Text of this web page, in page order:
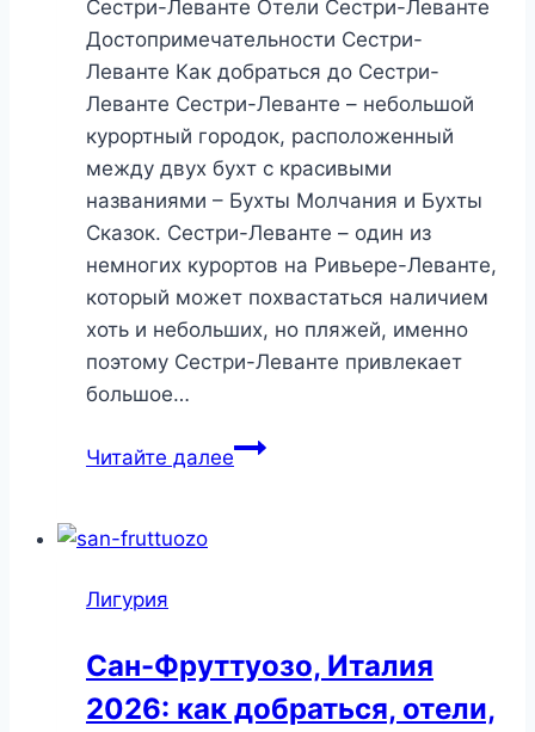
Сестри-Леванте Отели Сестри-Леванте
Достопримечательности Сестри-
Леванте Как добраться до Сестри-
Леванте Сестри-Леванте – небольшой
курортный городок, расположенный
между двух бухт с красивыми
названиями – Бухты Молчания и Бухты
Сказок. Сестри-Леванте – один из
немногих курортов на Ривьере-Леванте,
который может похвастаться наличием
хоть и небольших, но пляжей, именно
поэтому Сестри-Леванте привлекает
большое…
Читайте далееСестри-
достопримечательности
Лигурия
Сан-Фруттуозо, Италия
2026: как добраться, отели,